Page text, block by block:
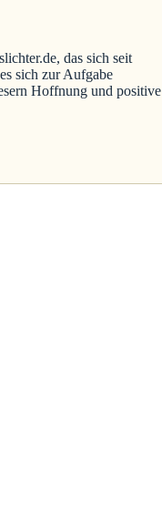
das sich seit
sich zur Aufgabe
Hoffnung und positive